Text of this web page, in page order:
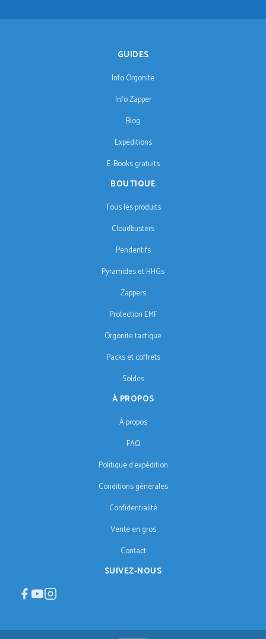
GUIDES
Info Orgonite
Info Zapper
Blog
Expéditions
E-Books gratuits
BOUTIQUE
Tous les produits
Cloudbusters
Pendentifs
Pyramides et HHGs
Zappers
Protection EMF
Orgonite tactique
Packs et coffrets
Soldes
À PROPOS
À propos
FAQ
Politique d'expédition
Conditions générales
Confidentialité
Vente en gros
Contact
SUIVEZ-NOUS